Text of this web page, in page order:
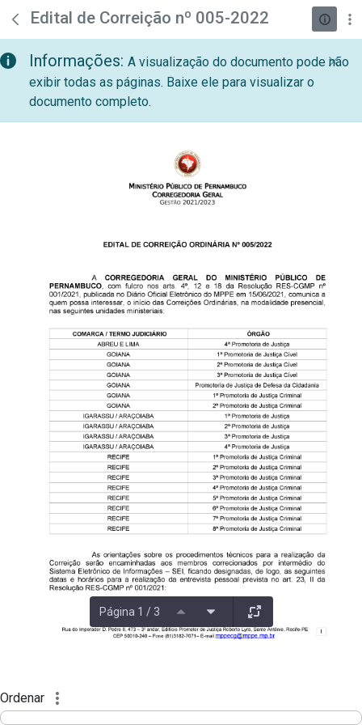
Pular para o Conteúdo principal
teste descricao
Edital de Correição nº 005-2022
Informações: A visualização do documento pode não
exibir todas as páginas. Baixe ele para visualizar o
documento completo.
Página 1 / 3
Ordenar